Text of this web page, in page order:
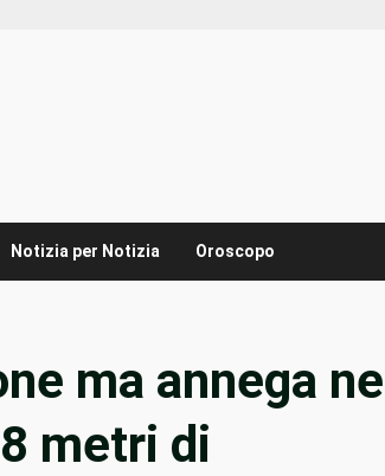
Notizia per Notizia Oroscopo
ma annega nel
metri di